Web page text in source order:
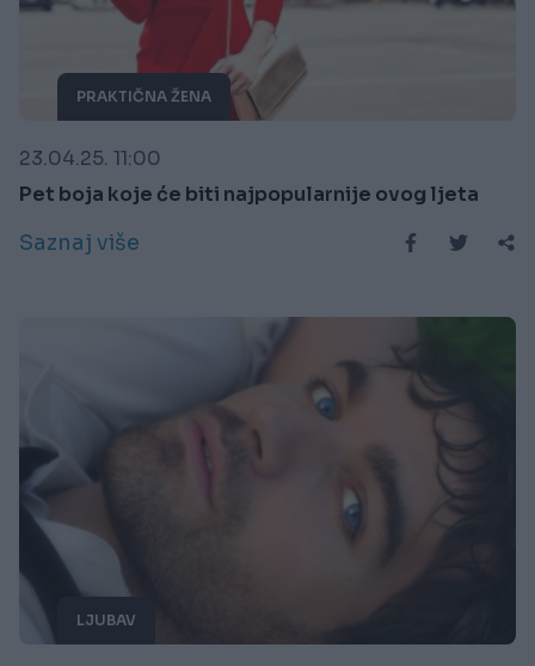
PRAKTIČNA ŽENA
23.04.25. 11:00
Pet boja koje će biti najpopularnije ovog ljeta
Saznaj više
LJUBAV